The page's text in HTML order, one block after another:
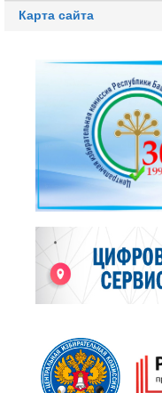
Карта сайта